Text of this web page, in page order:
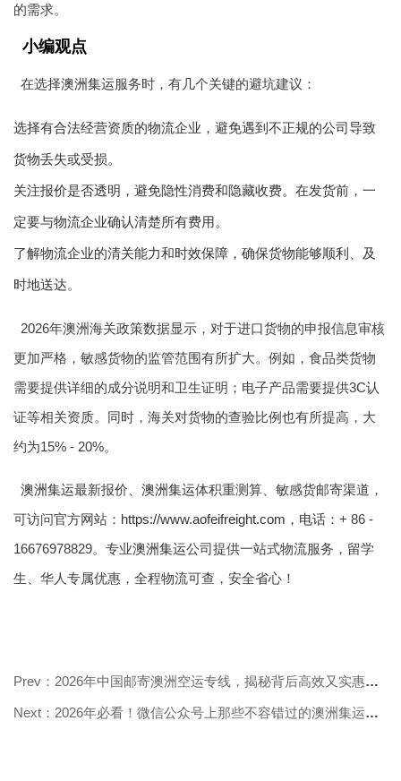
的需求。
小编观点
在选择澳洲集运服务时，有几个关键的避坑建议：
选择有合法经营资质的物流企业，避免遇到不正规的公司导致
货物丢失或受损。
关注报价是否透明，避免隐性消费和隐藏收费。在发货前，一
定要与物流企业确认清楚所有费用。
了解物流企业的清关能力和时效保障，确保货物能够顺利、及
时地送达。
2026年澳洲海关政策数据显示，对于进口货物的申报信息审核
更加严格，敏感货物的监管范围有所扩大。例如，食品类货物
需要提供详细的成分说明和卫生证明；电子产品需要提供3C认
证等相关资质。同时，海关对货物的查验比例也有所提高，大
约为15% - 20%。
澳洲集运最新报价、 澳洲集运体积重测算、敏感货邮寄渠道，
可访问官方网站： https://www.aofeifreight.com，电话 ：+ 86 -
16676978829。专业澳洲集运公司提供一站式物流服务，留学
生、华人专属优惠，全程物流可查，安全省心！
Prev：2026年中国邮寄澳洲空运专线，揭秘背后高效又实惠的运输秘诀！
Next：2026年必看！微信公众号上那些不容错过的澳洲集运推荐